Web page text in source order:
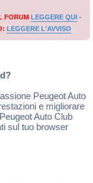
FORUM LEGGERE QUI -
LEGGERE L'AVVISO
Peugeot Auto
e migliorare
Auto Club
sul tuo browser